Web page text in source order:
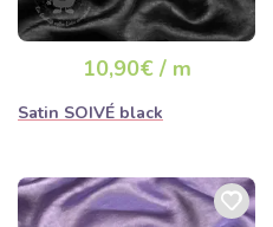
10,90€ / m
Satin SOIVÉ black